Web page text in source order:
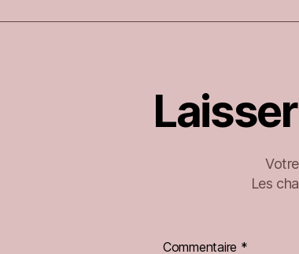
Les
Commentaire *